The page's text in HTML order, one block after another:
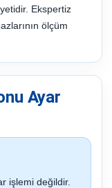
Ekspertiz
ölçüm
Ayar
işlemi değildir.